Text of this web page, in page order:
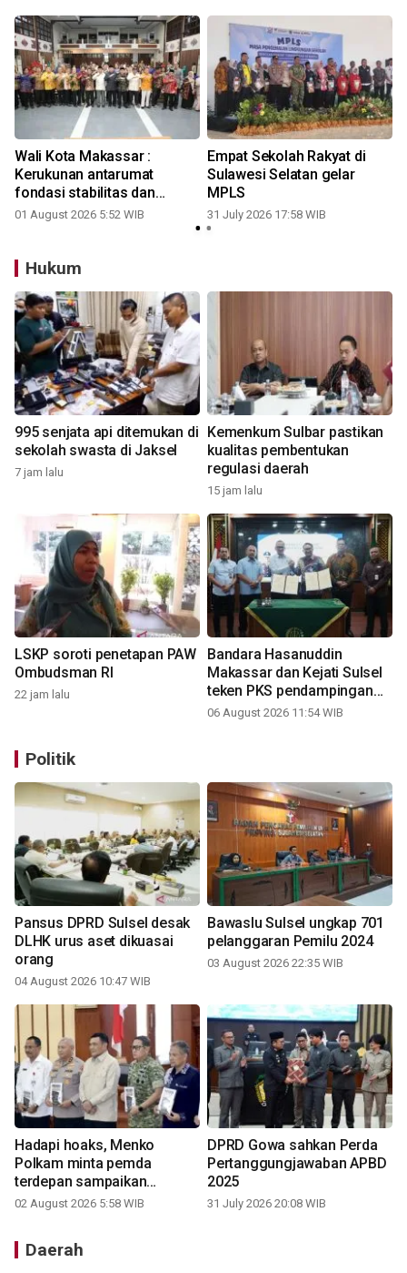
Wali Kota Makassar :
Kerukunan antarumat
fondasi stabilitas dan
pertumbuhan kota
01 August 2026 5:52 WIB
Empat Sekolah Rakyat di
Sulawesi Selatan gelar
MPLS
31 July 2026 17:58 WIB
Hukum
995 senjata api ditemukan di
sekolah swasta di Jaksel
7 jam lalu
Kemenkum Sulbar pastikan
kualitas pembentukan
regulasi daerah
15 jam lalu
LSKP soroti penetapan PAW
Ombudsman RI
22 jam lalu
Bandara Hasanuddin
Makassar dan Kejati Sulsel
teken PKS pendampingan
hukum
06 August 2026 11:54 WIB
Politik
Pansus DPRD Sulsel desak
DLHK urus aset dikuasai
orang
04 August 2026 10:47 WIB
Bawaslu Sulsel ungkap 701
pelanggaran Pemilu 2024
03 August 2026 22:35 WIB
Hadapi hoaks, Menko
Polkam minta pemda
terdepan sampaikan
informasi ke publik
02 August 2026 5:58 WIB
DPRD Gowa sahkan Perda
Pertanggungjawaban APBD
2025
31 July 2026 20:08 WIB
Daerah